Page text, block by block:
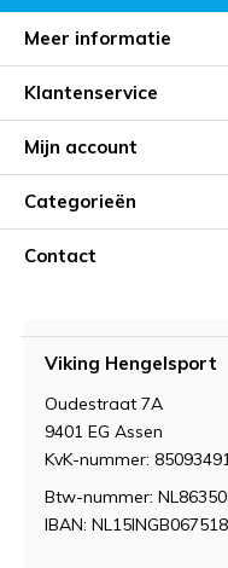
Meer informatie
Klantenservice
Mijn account
Categorieën
Contact
Viking Hengelsport
Oudestraat 7A
9401 EG Assen
KvK-nummer:
Btw-nummer:
IBAN: